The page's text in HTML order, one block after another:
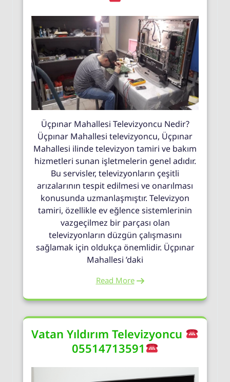
Üçpınar Mahallesi Televizyoncu Nedir?
Üçpınar Mahallesi televizyoncu, Üçpınar
Mahallesi ilinde televizyon tamiri ve bakım
hizmetleri sunan işletmelerin genel adıdır.
Bu servisler, televizyonların çeşitli
arızalarının tespit edilmesi ve onarılması
konusunda uzmanlaşmıştır. Televizyon
tamiri, özellikle ev eğlence sistemlerinin
vazgeçilmez bir parçası olan
televizyonların düzgün çalışmasını
sağlamak için oldukça önemlidir. Üçpınar
Mahallesi ’daki
Read More
Vatan Yıldırım Televizyoncu
05514713591